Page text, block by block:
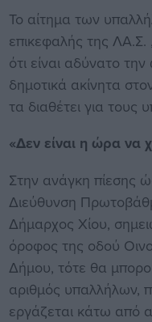
Το αίτημα των
επικεφαλής της
ότι είναι αδύνατο
δημοτικά ακίνητα
τα διαθέτει για τους
«Δεν είναι η ώρα να
Στην ανάγκη πίεσης
Διεύθυνση
Δήμαρχος Χίου,
όροφος της οδού
Δήμου, τότε θα
αριθμός υπαλλήλων,
εργάζεται κάτω από